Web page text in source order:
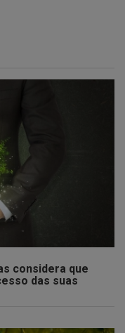
considera que
das suas